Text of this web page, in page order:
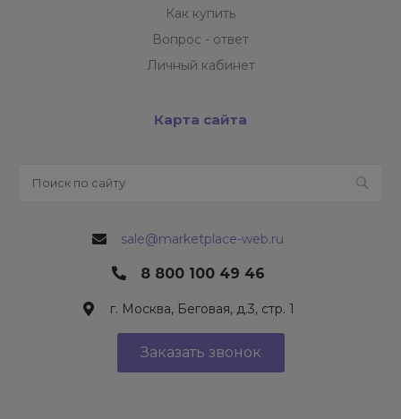
Как купить
Вопрос - ответ
Личный кабинет
Карта сайта
sale@marketplace-web.ru
8 800 100 49 46
г. Москва, Беговая, д.3, стр. 1
Заказать звонок